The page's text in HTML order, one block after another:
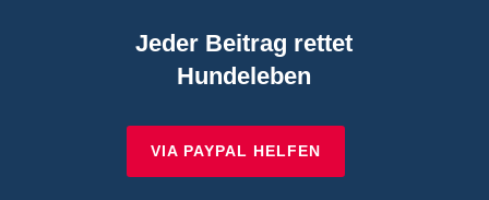
Jeder Beitrag rettet
Hundeleben
VIA PAYPAL HELFEN